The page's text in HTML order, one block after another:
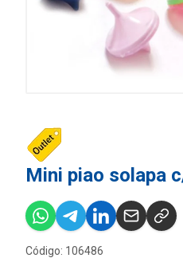
Mini piao solapa
Código: 106486